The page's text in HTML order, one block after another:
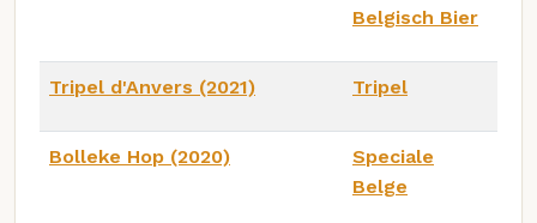
Belgisch Bier
Tripel d'Anvers (2021) Tripel
Bolleke Hop (2020)
Speciale
Belge